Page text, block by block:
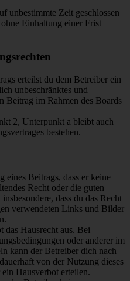
unbestimmte Zeit geschlossen
Einhaltung einer Frist
erteilst du dem Betreiber ein
unbeschränktes und
Beitrag im Rahmen des Boards
2, Unterpunkt a bleibt auch
bestehen.
eines Beitrags, dass er keine
Recht oder die guten
dass du das Recht
verwendeten Links und Bilder
das Hausrecht aus. Bei
oder anderer im
kann der Betreiber dich nach
von der Nutzung dieses
Hausverbot erteilen.